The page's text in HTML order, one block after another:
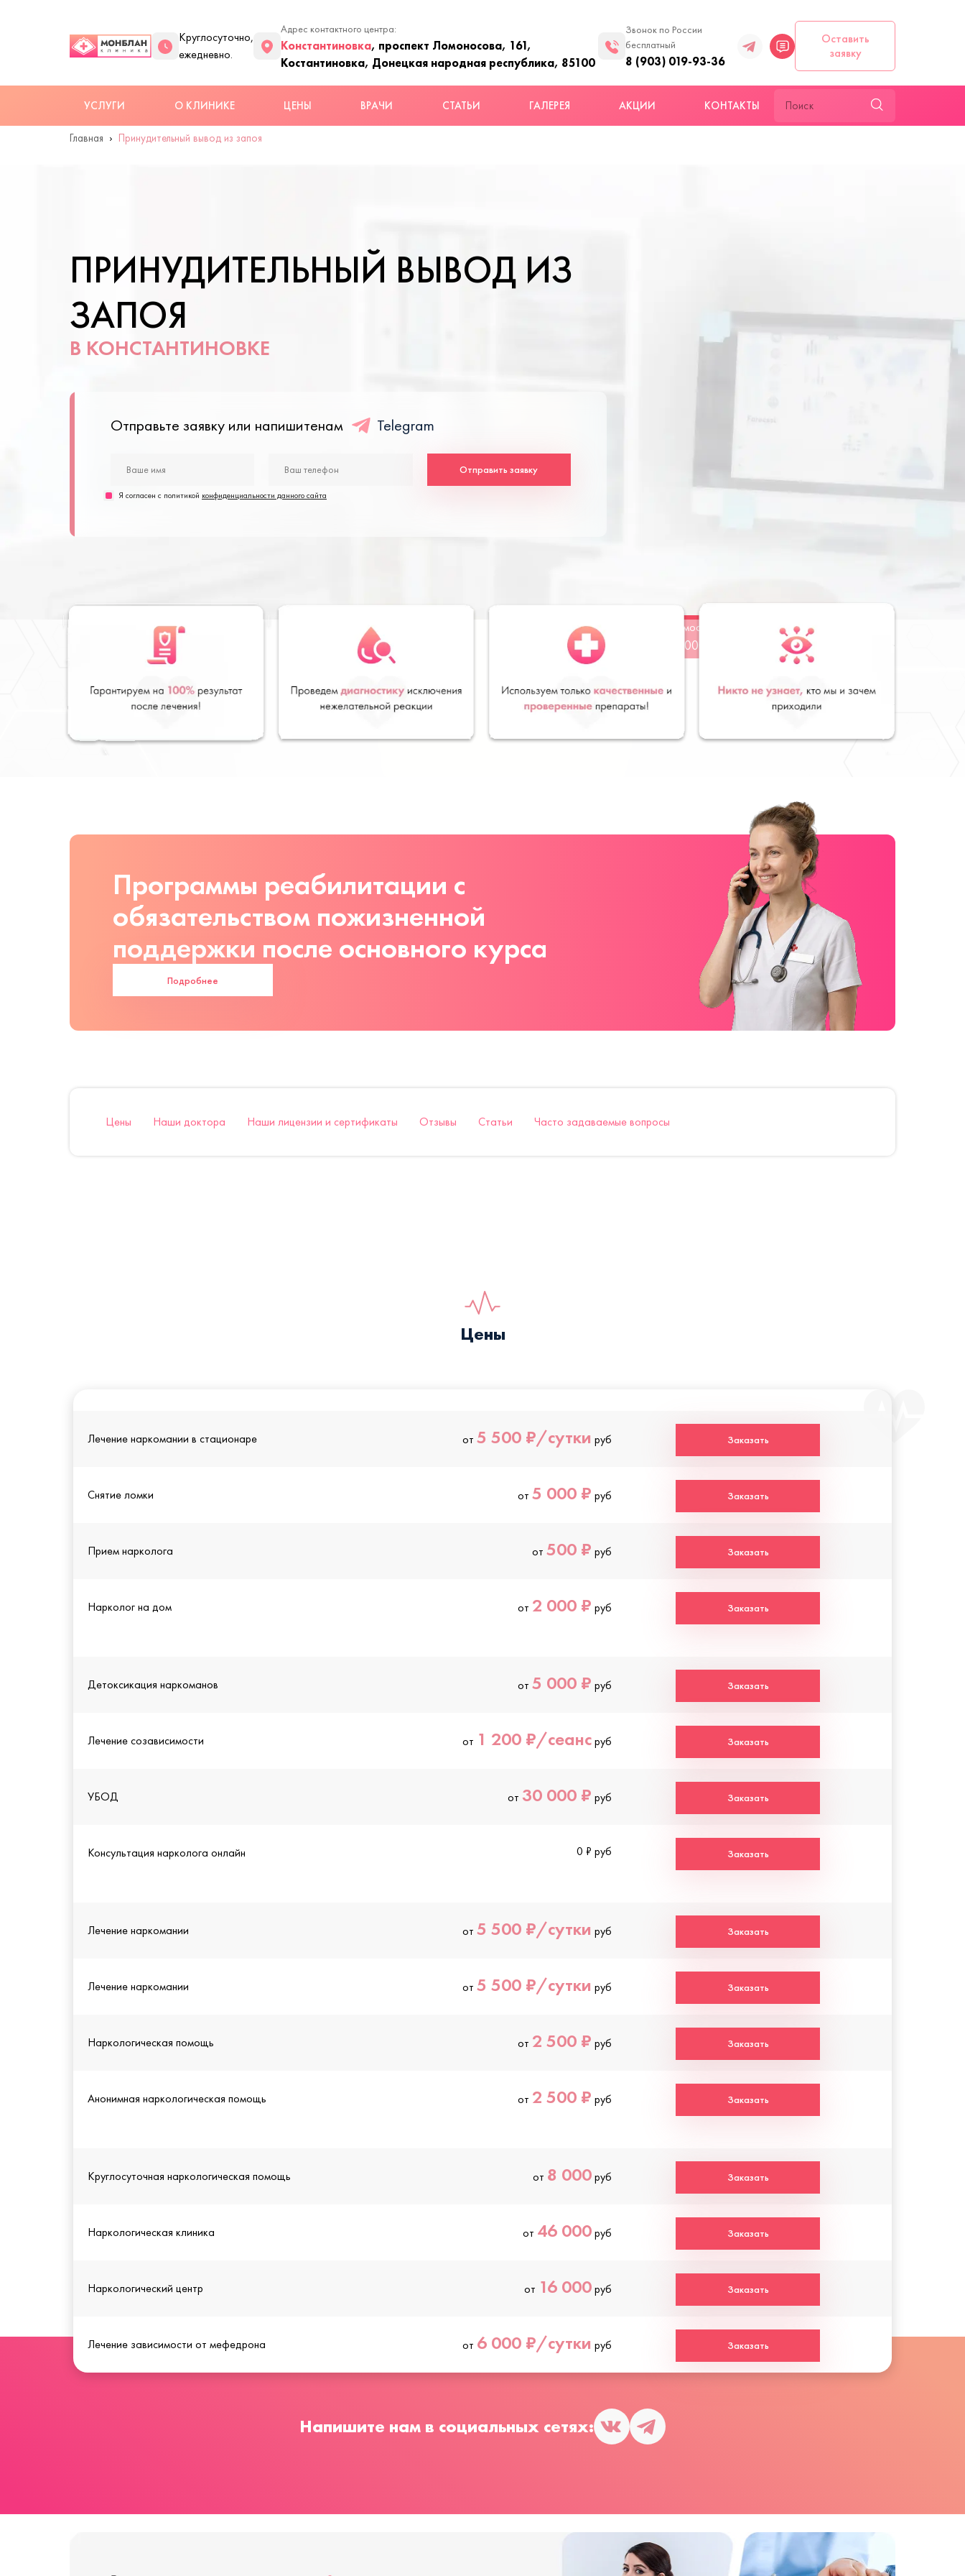
Круглосуточно,
ежедневно.
Адрес контактного центра:
Константиновка, проспект Ломоносова, 161,
Костантиновка, Донецкая народная республика, 85100
Звонок по России
бесплатный
8 (903) 019-93-36
Оставить
заявку
УСЛУГИ О КЛИНИКЕ ЦЕНЫ ВРАЧИ СТАТЬИ ГАЛЕРЕЯ АКЦИИ КОНТАКТЫ
Главная Принудительный вывод из запоя
ПРИНУДИТЕЛЬНЫЙ ВЫВОД ИЗ
ЗАПОЯ
В КОНСТАНТИНОВКЕ
Отправьте заявку или напишитенам Telegram
Отправить заявку
Я согласен с политикой конфиденциальности данного сайта
Стоимость
от 3 000 руб
Заказать
Программы реабилитации с
обязательством пожизненной
поддержки после основного курса
Подробнее
Цены Наши доктора Наши лицензии и сертификаты Отзывы Статьи Часто задаваемые вопросы
Цены
Лечение наркомании в стационаре от 5 500 ₽/сутки руб Заказать
Снятие ломки от 5 000 ₽ руб Заказать
Прием нарколога от 500 ₽ руб Заказать
Нарколог на дом от 2 000 ₽ руб Заказать
Детоксикация наркоманов от 5 000 ₽ руб Заказать
Лечение созависимости от 1 200 ₽/сеансруб Заказать
УБОД от 30 000 ₽ руб Заказать
Консультация нарколога онлайн 0 ₽ руб Заказать
Лечение наркомании от 5 500 ₽/сутки руб Заказать
Лечение наркомании от 5 500 ₽/сутки руб Заказать
Наркологическая помощь от 2 500 ₽ руб Заказать
Анонимная наркологическая помощь от 2 500 ₽ руб Заказать
Круглосуточная наркологическая помощь от 8 000руб Заказать
Наркологическая клиника от 46 000руб Заказать
Наркологический центр от 16 000руб Заказать
Лечение зависимости от мефедрона от 6 000 ₽/сутки руб Заказать
Напишите нам в социальных сетях: